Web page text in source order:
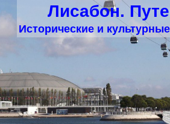
Лисабон.
Исторические и